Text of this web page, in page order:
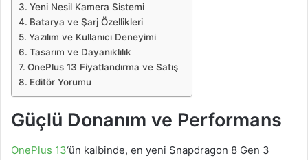
Yeni Nesil Kamera Sistemi
Batarya ve Şarj Özellikleri
Yazılım ve Kullanıcı Deneyimi
Tasarım ve Dayanıklılık
OnePlus 13 Fiyatlandırma ve Satış
Editör Yorumu
Güçlü Donanım ve Performans
OnePlus 13‘ün kalbinde, en yeni Snapdragon 8 Gen 3